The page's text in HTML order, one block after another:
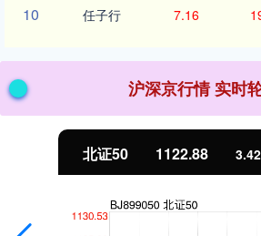
10 任子行 7.16
沪深京行情 实时
北证50 1122.88 3.42